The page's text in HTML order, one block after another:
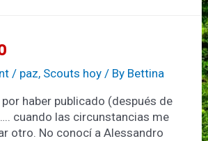
/ paz, Scouts hoy / By Bettina
haber publicado (después de
cuando las circunstancias me
otro. No conocí a Alessandro